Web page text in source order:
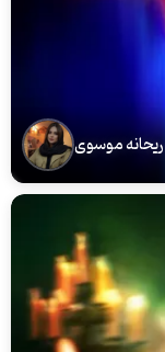
ریحانه موسوی